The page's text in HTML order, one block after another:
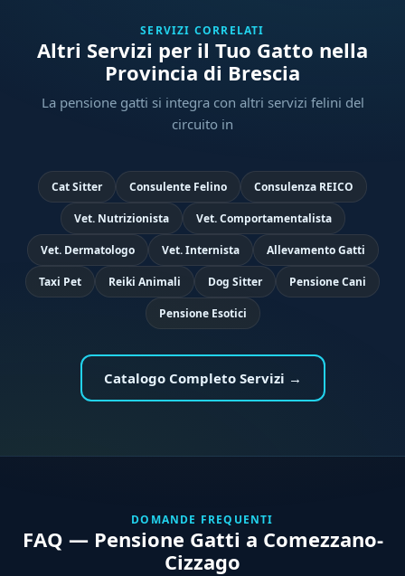
SERVIZI CORRELATI
Altri Servizi per il Tuo Gatto nella
Provincia di Brescia
La pensione gatti si integra con altri servizi felini del
circuito in
Cat Sitter Consulente Felino Consulenza REICO
Vet. Nutrizionista Vet. Comportamentalista
Vet. Dermatologo Vet. Internista Allevamento Gatti
Taxi Pet Reiki Animali Dog Sitter Pensione Cani
Pensione Esotici
Catalogo Completo Servizi →
DOMANDE FREQUENTI
FAQ — Pensione Gatti a Comezzano-
Cizzago